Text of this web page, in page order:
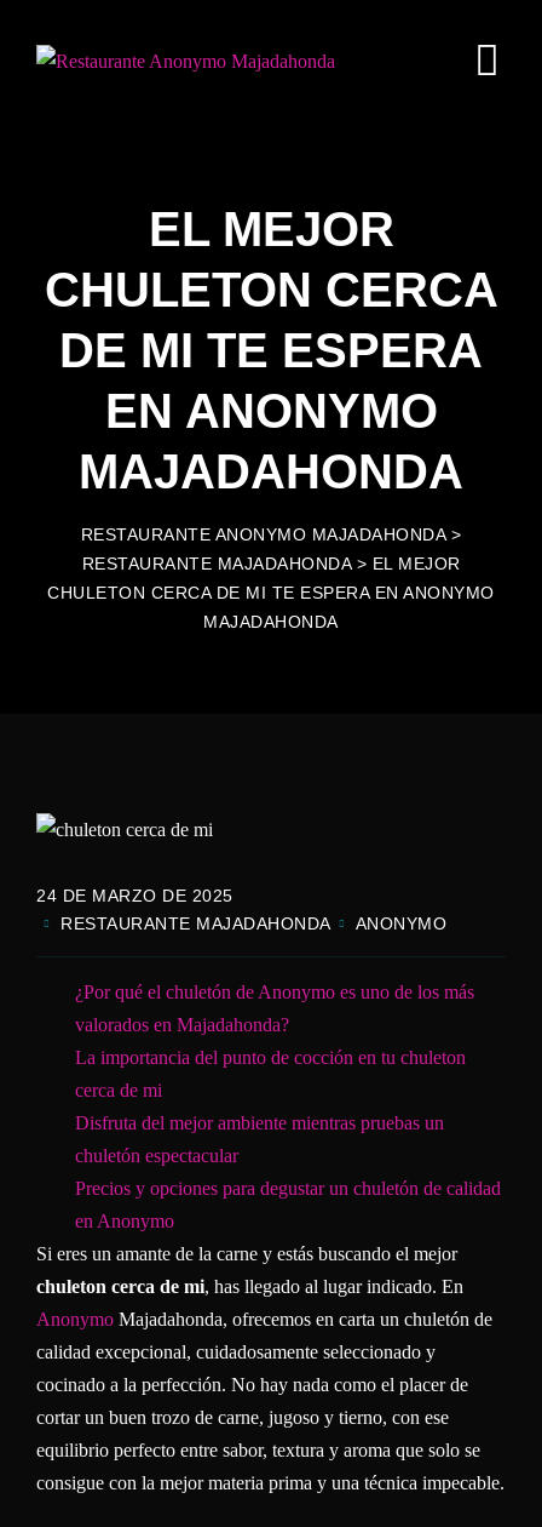
EL MEJOR
CHULETON CERCA
DE MI TE ESPERA
EN ANONYMO
MAJADAHONDA
RESTAURANTE ANONYMO MAJADAHONDA>
RESTAURANTE MAJADAHONDA> EL MEJOR
CHULETON CERCA DE MI TE ESPERA EN ANONYMO
MAJADAHONDA
24 DE MARZO DE 2025
RESTAURANTE MAJADAHONDA
ANONYMO
¿Por qué el chuletón de Anonymo es uno de los más
valorados en Majadahonda?
La importancia del punto de cocción en tu chuleton
cerca de mi
Disfruta del mejor ambiente mientras pruebas un
chuletón espectacular
Precios y opciones para degustar un chuletón de calidad
en Anonymo
Si eres un amante de la carne y estás buscando el mejor
chuleton cerca de mi, has llegado al lugar indicado. En
Anonymo Majadahonda, ofrecemos en carta un chuletón de
calidad excepcional, cuidadosamente seleccionado y
cocinado a la perfección. No hay nada como el placer de
cortar un buen trozo de carne, jugoso y tierno, con ese
equilibrio perfecto entre sabor, textura y aroma que solo se
consigue con la mejor materia prima y una técnica impecable.